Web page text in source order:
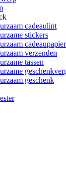
cadeaulint
stickers
cadeaupapier
verzenden
tassen
geschenk